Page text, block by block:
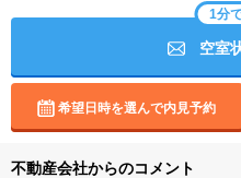
1分
空室
希望日時を選んで内見予約
不動産会社からのコメント